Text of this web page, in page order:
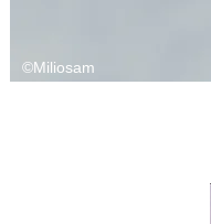
©Miliosam